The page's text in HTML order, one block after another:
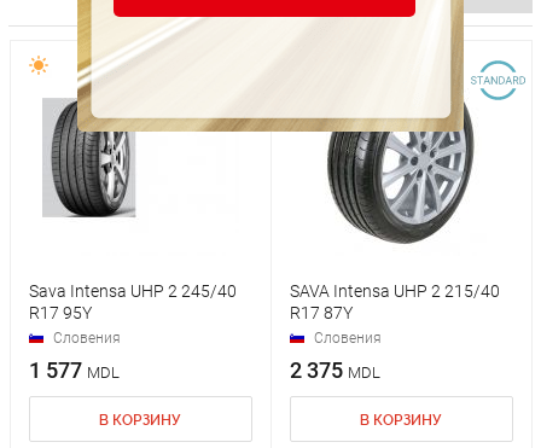
Sava Intensa UHP 2 245/40
R17 95Y
Словения
1 577 MDL
В КОРЗИНУ
SAVA Intensa UHP 2 215/40
R17 87Y
Словения
2 375 MDL
В КОРЗИНУ